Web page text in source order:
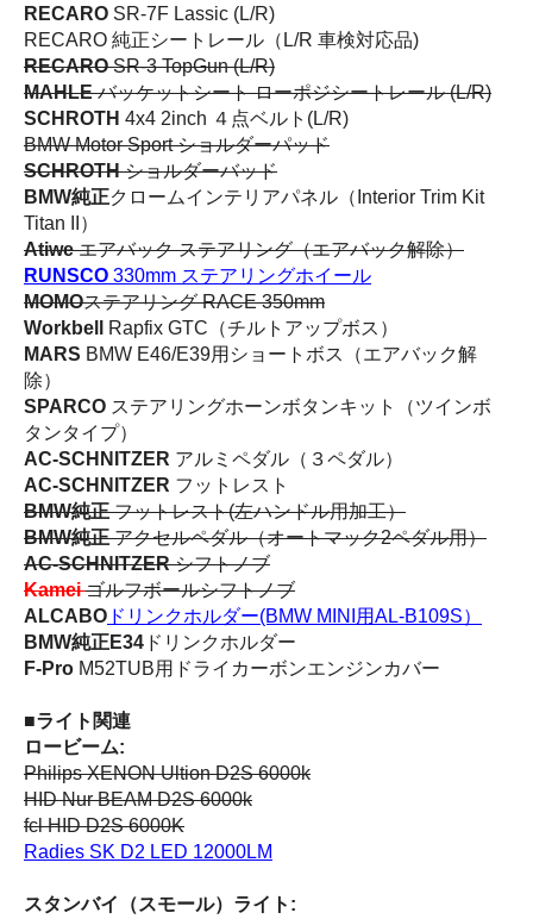
RECARO SR-7F Lassic (L/R)
RECARO 純正シートレール（L/R 車検対応品)
RECAROSR-3 TopGun (L/R)
MAHLEバッケットシート ローポジシートレール (L/R)
SCHROTH 4x4 2inch ４点ベルト(L/R)
BMW Motor Sport ショルダーパッド
SCHROTHショルダーバッド
BMW純正クロームインテリアパネル（Interior Trim Kit
Titan II）
Atiweエアバック ステアリング（エアバック解除）
RUNSCO 330mm ステアリングホイール
MOMOステアリング RACE 350mm
Workbell
Rapfix GTC（チルトアップボス）
MARS BMW E46/E39用ショートボス（エアバック解
除）
SPARCO ステアリングホーンボタンキット（ツインボ
タンタイプ）
AC-SCHNITZER アルミペダル（３ペダル）
AC-SCHNITZER フットレスト
BMW純正フットレスト(左ハンドル用加工）
BMW純正アクセルペダル（オートマック2ペダル用）
AC-SCHNITZERシフトノブ
Kamei ゴルフボールシフトノブ
ALCABO ドリンクホルダー(BMW MINI用AL-B109S）
BMW純正E34 ドリンクホルダー
F-Pro M52TUB用ドライカーボンエンジンカバー
■ライト関連
ロービーム:
Philips XENON Ultion D2S 6000k
HID Nur BEAMD2S 6000k
fcl HID D2S 6000K
Radies SK D2 LED 12000LM
スタンバイ（スモール）ライト: